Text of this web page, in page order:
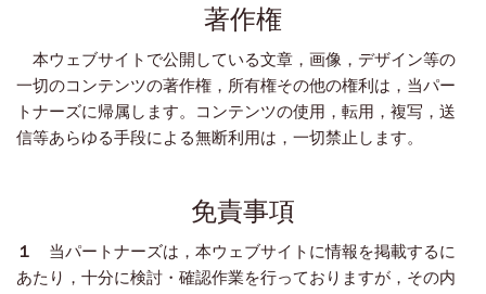
著作権
本ウェブサイトで公開している文章，画像，デザイン等の
一切のコンテンツの著作権，所有権その他の権利は，当パー
トナーズに帰属します。コンテンツの使用，転用，複写，送
信等あらゆる手段による無断利用は，一切禁止します。
免責事項
１
当パートナーズは，本ウェブサイトに情報を掲載するに
あたり，十分に検討・確認作業を行っておりますが，その内